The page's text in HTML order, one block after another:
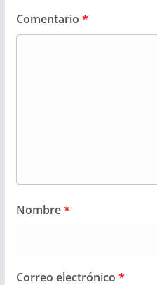
Comentario *
Nombre*
Correo electrónico *